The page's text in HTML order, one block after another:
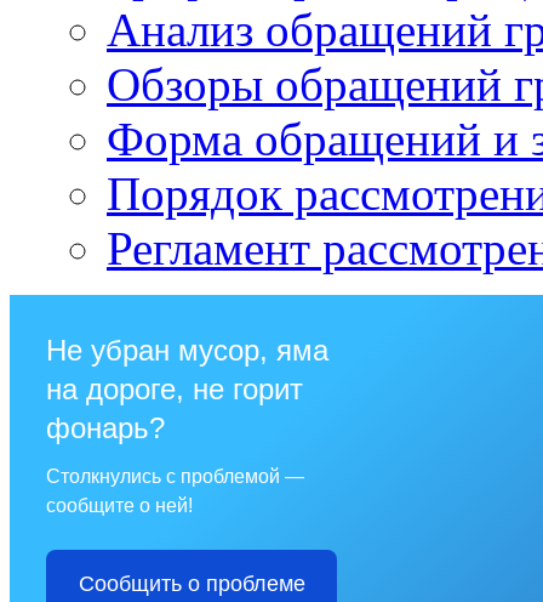
Анализ обращений
Обзоры обращений
Форма обращений и
Порядок
Регламент
Не убран мусор, яма
на дороге, не горит
фонарь?
Столкнулись с проблемой —
сообщите о ней!
Сообщить о проблеме